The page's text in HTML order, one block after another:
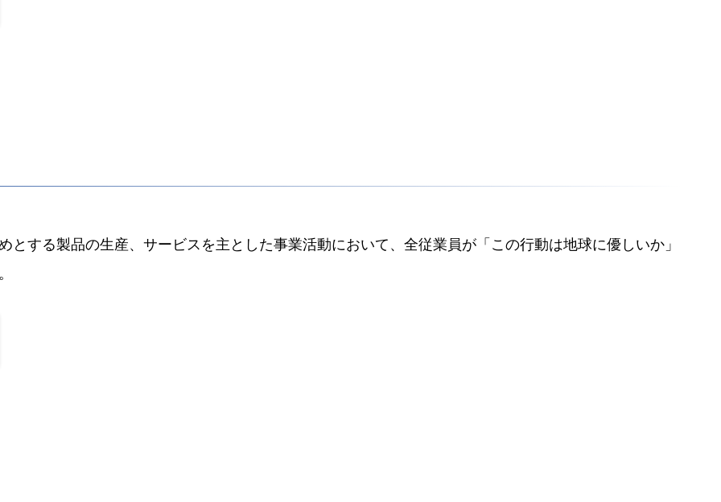
する製品の生産、サービスを主とした事業活動において、全従業員が「この行動は地球に優しいか」